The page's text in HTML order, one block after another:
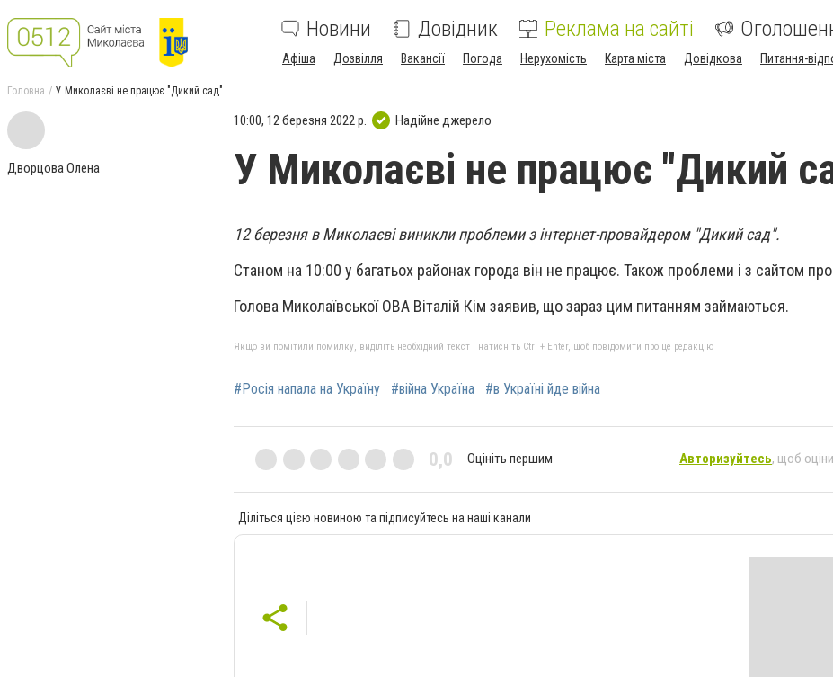
Новини Довідник Реклама на сайті
Афіша Дозвілля Вакансії Погода Нерухомість Карта міста Довідкова Питання-
Головна У Миколаєві не працює "Дикий сад"
Дворцова Олена
10:00, 12 березня 2022 р. Надійне джерело
У Миколаєві не працює "Дикий
12 березня в Миколаєві виникли проблеми з інтернет-провайдером "Дикий сад".
Станом на 10:00 у багатьох районах города він не працює. Також проблеми і з сайтом
Голова Миколаївської ОВА Віталій Кім заявив, що зараз цим питанням займаються.
Якщо ви помітили помилку, виділіть необхідний текст і натисніть Ctrl + Enter, щоб повідомити про це редакцію
#Росія напала на Україну #війна Україна #в Україні йде війна
0,0 Оцініть першим Авторизуйтесь, щоб
Діліться цією новиною та підписуйтесь на наші канали